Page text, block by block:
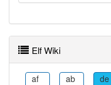
Wörter mit Endung-
Artikel: 9
Elf Wiki
af ab de